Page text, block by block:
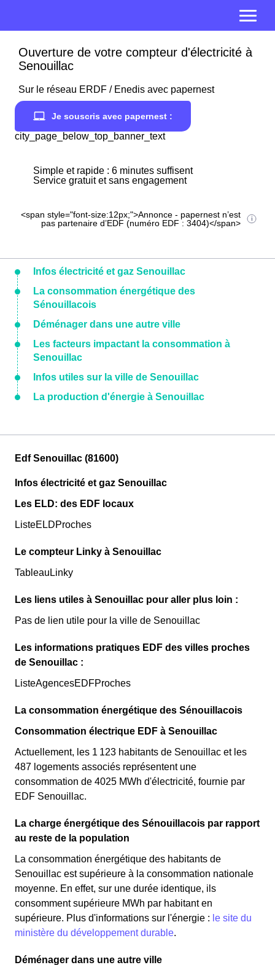
Ouverture de votre compteur d'électricité à
Senouillac
Sur le réseau ERDF / Enedis avec papernest
Je souscris avec papernest :
city_page_below_top_banner_text
Simple et rapide : 6 minutes suffisent
Service gratuit et sans engagement
<span style="font-size:12px;">Annonce - papernest n’est
pas partenaire d’EDF (numéro EDF : 3404)</span>
Infos électricité et gaz Senouillac
La consommation énergétique des
Sénouillacois
Déménager dans une autre ville
Les facteurs impactant la consommation à
Senouillac
Infos utiles sur la ville de Senouillac
La production d'énergie à Senouillac
Edf Senouillac (81600)
Infos électricité et gaz Senouillac
Les ELD: des EDF locaux
ListeELDProches
Le compteur Linky à Senouillac
TableauLinky
Les liens utiles à Senouillac pour aller plus loin :
Pas de lien utile pour la ville de Senouillac
Les informations pratiques EDF des villes proches
de Senouillac :
ListeAgencesEDFProches
La consommation énergétique des Sénouillacois
Consommation électrique EDF à Senouillac
Actuellement, les 1 123 habitants de Senouillac et les
487 logements associés représentent une
consommation de 4025 MWh d'électricité, fournie par
EDF Senouillac.
La charge énergétique des Sénouillacois par rapport
au reste de la population
La consommation énergétique des habitants de
Senouillac est supérieure à la consommation nationale
moyenne. En effet, sur une durée identique, ils
consomment supérieure MWh par habitant en
supérieure. Plus d'informations sur l'énergie : le site du
ministère du développement durable.
Déménager dans une autre ville